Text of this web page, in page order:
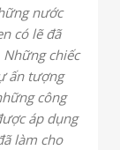
nước
có lẽ đã
chiếc
ấn tượng
công
áp dụng
làm cho